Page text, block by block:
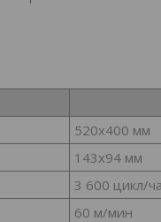
520х400 мм
143х94 мм
3 600 цикл/
60 м/мин